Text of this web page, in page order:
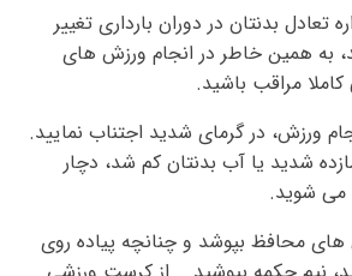
تعادل بدنتان در دوران بارداری تغییر
به همین خاطر در انجام ورزش های
کاملا مراقب باشید.
ورزش، در گرمای شدید اجتناب نمایید.
شدید یا آب بدنتان کم شد، دچار
شوید.
محافظ بپوشد و چنانچه پیاده روی